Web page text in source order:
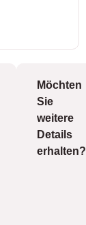
Möchten
Sie
weitere
Details
erhalten?